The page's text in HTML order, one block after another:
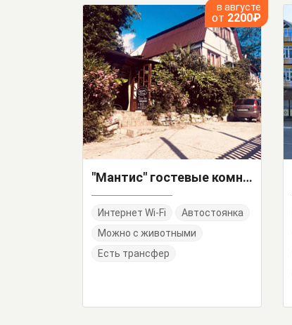
в августе
от 2200₽
"Мантис" гостевые комнаты
Интернет Wi-Fi
Автостоянка
Можно с животными
Есть трансфер